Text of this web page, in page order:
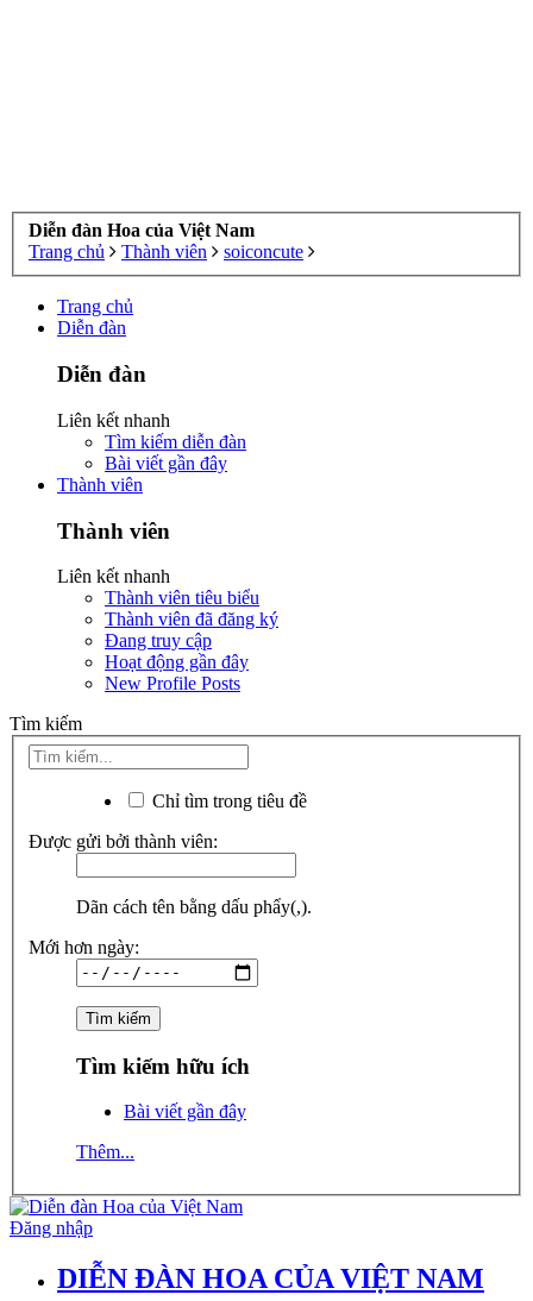
Diễn đàn Hoa của Việt Nam
Trang chủ
Thành viên soiconcute
Trang chủ
Diễn đàn
Diễn đàn
Liên kết nhanh
Tìm kiếm diễn đàn
Bài viết gần đây
Thành viên
Thành viên
Liên kết nhanh
Thành viên tiêu biểu
Thành viên đã đăng ký
Đang truy cập
Hoạt động gần đây
New Profile Posts
Tìm kiếm
Chỉ tìm trong tiêu đề
Được gửi bởi thành viên:
Dãn cách tên bằng dấu phẩy(,).
Mới hơn ngày:
Tìm kiếm hữu ích
Bài viết gần đây
Thêm...
Đăng nhập
DIỄN ĐÀN HOA CỦA VIỆT NAM